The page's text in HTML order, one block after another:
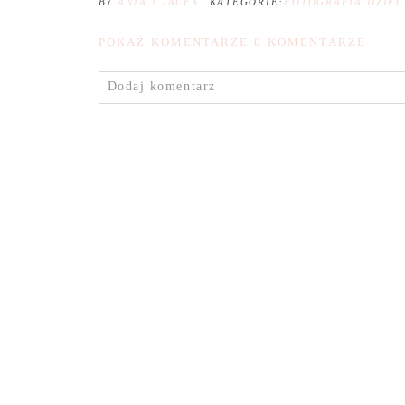
POKAŻ KOMENTARZE 0 KOMENTARZE
Dodaj komentarz